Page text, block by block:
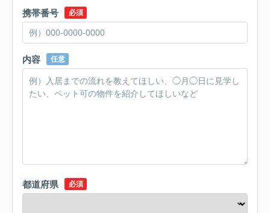
携帯番号 必須
内容 任意
都道府県 必須